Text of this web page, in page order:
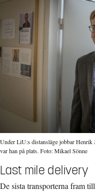
Under LiU:s distansläge jobbar Henrik
var han på plats. Foto: Mikael Sönne
Last mile delivery
De sista transporterna fram